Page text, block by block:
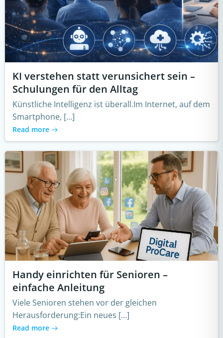
KI verstehen statt verunsichert sein –
Schulungen für den Alltag
Künstliche Intelligenz ist überall.Im Internet, auf dem
Smartphone, […]
Read more
Handy einrichten für Senioren –
einfache Anleitung
Viele Senioren stehen vor der gleichen
Herausforderung:Ein neues […]
Read more